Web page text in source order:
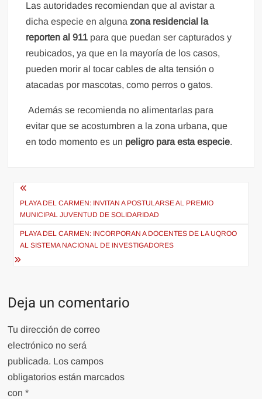
Las autoridades recomiendan que al avistar a
dicha especie en alguna zona residencial la
reporten al 911 para que puedan ser capturados y
reubicados, ya que en la mayoría de los casos,
pueden morir al tocar cables de alta tensión o
atacadas por mascotas, como perros o gatos.
Además se recomienda no alimentarlas para
evitar que se acostumbren a la zona urbana, que
en todo momento es un peligro para esta especie.
Navegación
de
entradas
PLAYA DEL CARMEN: INVITAN A POSTULARSE AL PREMIO
MUNICIPAL JUVENTUD DE SOLIDARIDAD
PLAYA DEL CARMEN: INCORPORAN A DOCENTES DE LA UQROO
AL SISTEMA NACIONAL DE INVESTIGADORES
Deja un comentario
Tu dirección de correo
electrónico no será
publicada. Los campos
obligatorios están marcados
con*